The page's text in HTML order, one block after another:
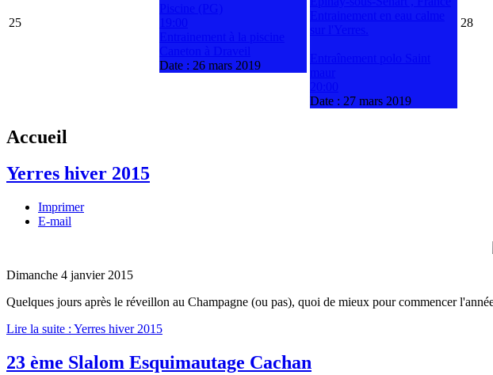
25
Date : 26 mars 2019
Date : 27 mars 2019
28
Accueil
Yerres hiver 2015
Imprimer
E-mail
Dimanche 4 janvier 2015
Quelques jours après le réveillon au Champagne (ou pas), quoi de mieux pour commencer
Lire la suite : Yerres hiver 2015
23 ème Slalom Esquimautage Cachan